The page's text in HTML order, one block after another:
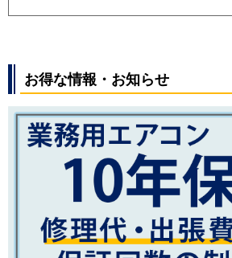
お得な情報・お知らせ